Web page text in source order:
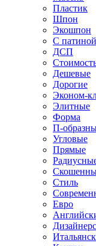
Пластик
Шпон
Экошпон
С патиной
ДСП
Дешевые
Дорогие
Эконом-
Элитные
Форма
П-
Угловые
Прямые
Стиль
Евро